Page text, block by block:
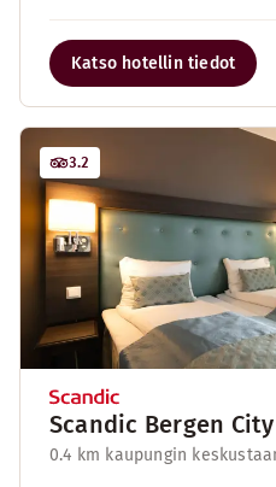
Katso hotellin tiedot
3.2
Scandic Bergen City
0.4 km kaupungin